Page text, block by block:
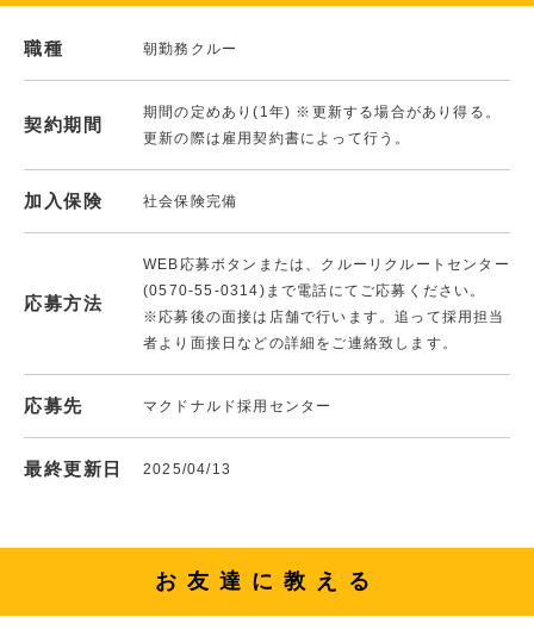
職種 朝勤務クルー
契約期間
期間の定めあり(1年) ※更新する場合があり得る。
更新の際は雇用契約書によって行う。
加入保険 社会保険完備
応募方法
WEB応募ボタンまたは、クルーリクルートセンター
(0570-55-0314)まで電話にてご応募ください。
※応募後の面接は店舗で行います。追って採用担当
者より面接日などの詳細をご連絡致します。
応募先 マクドナルド採用センター
最終更新日 2025/04/13
お友達に教える